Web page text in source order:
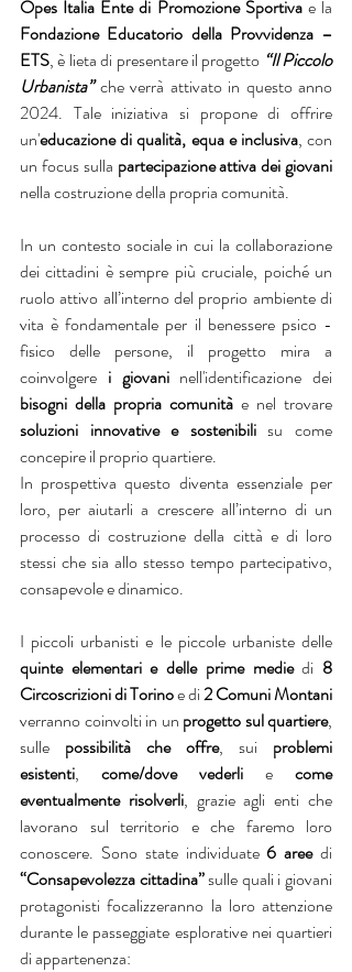
Opes Italia Ente di Promozione Sportiva
Fondazione Educatorio della Provvidenza –
ETS, è lieta di presentare il progetto “Il Piccolo
Urbanista” che verrà attivato in questo anno
2024. Tale iniziativa si propone di offrire
un'educazione di qualità, equa e inclusiva, con
un focus sulla partecipazione attiva dei giovani
nella costruzione della propria comunità.
In un contesto sociale in cui la collaborazione
dei cittadini è sempre più cruciale, poiché un
ruolo attivo all’interno del proprio ambiente di
vita è fondamentale per il benessere psico -
fisico delle persone, il progetto mira a
coinvolgere i giovani
bisogni della propria comunità
soluzioni innovative e sostenibili su come
concepire il proprio quartiere.
In prospettiva questo diventa essenziale per
loro, per aiutarli a crescere all’interno di un
processo di costruzione della città e di loro
stessi che sia allo stesso tempo partecipativo,
consapevole e dinamico.
quinte elementari e delle prime medie di 8
Circoscrizioni di Torino e di
verranno coinvolti in un progetto sul quartiere,
sulle possibilità che offre, sui problemi
esistenti, come/dove vederli e come
eventualmente risolverli, grazie agli enti che
lavorano sul territorio e che faremo loro
conoscere. Sono state individuate 6 aree
“Consapevolezza cittadina” sulle quali i giovani
protagonisti focalizzeranno la loro attenzione
durante le passeggiate esplorative nei quartieri
di appartenenza: